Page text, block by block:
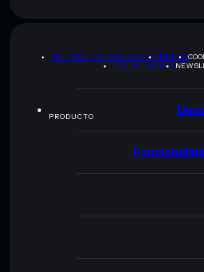
POLÍTICA DE PRIVACIDADTERMS
KIT DE MARCA
PRODUCTO